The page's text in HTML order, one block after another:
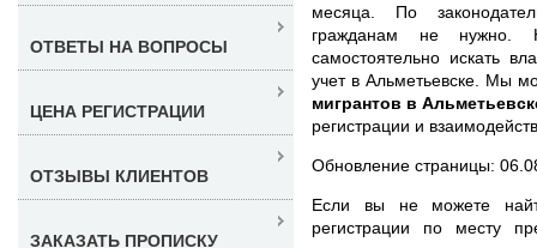
месяца. По
гражданам не нужно.
самостоятельно искать
учет в Альметьевске. Мы
мигрантов в
регистрации и
Обновление страницы:
Если вы не можете
регистрации по месту
ОТВЕТЫ НА ВОПРОСЫ
ЦЕНА РЕГИСТРАЦИИ
ОТЗЫВЫ КЛИЕНТОВ
ЗАКАЗАТЬ ПРОПИСКУ